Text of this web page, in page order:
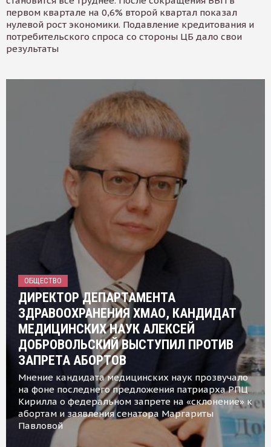
первом квартале на 0,6% второй квартал показал
нулевой рост экономики. Подавление кредитования и
потребительского спроса со стороны ЦБ дало свои
результаты
ОБЩЕСТВО
ДИРЕКТОР ДЕПАРТАМЕНТА
ЗДРАВООХРАНЕНИЯ ХМАО, КАНДИДАТ
МЕДИЦИНСКИХ НАУК АЛЕКСЕЙ
ДОБРОВОЛЬСКИЙ ВЫСТУПИЛ ПРОТИВ
ЗАПРЕТА АБОРТОВ
Мнение кандидата медицинских наук прозвучало
на фоне последнего предложения патриарха РПЦ
Кирилла о федеральном запрете на «склонение» к
абортам и заявления сенатора Маргариты
Павловой